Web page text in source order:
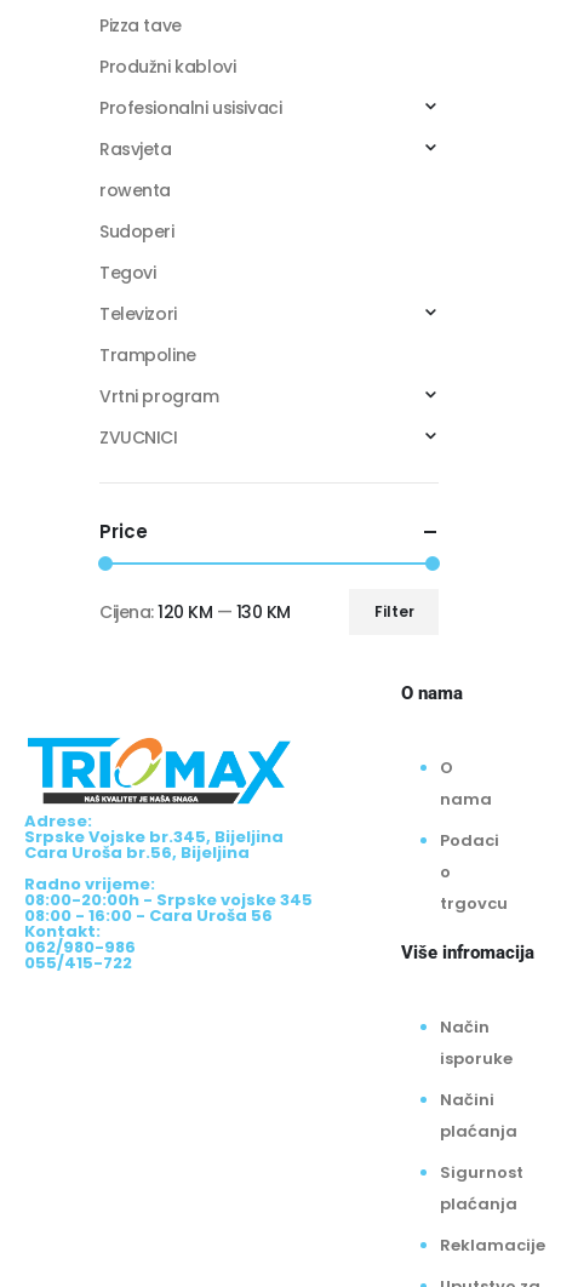
Pizza tave
Produžni kablovi
Profesionalni usisivaci
Rasvjeta
rowenta
Sudoperi
Tegovi
Televizori
Trampoline
Vrtni program
ZVUCNICI
Price
Filter
Cijena:120 KM — 130 KM
Adrese:
Srpske Vojske br.345, Bijeljina
Cara Uroša br.56, Bijeljina
Radno vrijeme:
08:00-20:00h - Srpske vojske 345
08:00 - 16:00 - Cara Uroša 56
Kontakt:
062/980-986
055/415-722
O nama
O
nama
Podaci
o
trgovcu
Više infromacija
Način
isporuke
Načini
plaćanja
Sigurnost
plaćanja
Reklamacije